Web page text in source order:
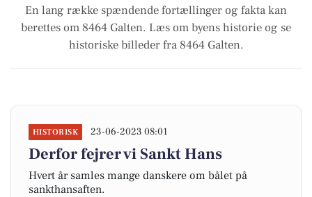
En lang række spændende fortællinger og fakta kan
berettes om 8464 Galten. Læs om byens historie og se
historiske billeder fra 8464 Galten.
HISTORISK 23-06-2023 08:01
Derfor fejrer vi Sankt Hans
Hvert år samles mange danskere om bålet på
sankthansaften.